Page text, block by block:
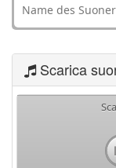
Scarica